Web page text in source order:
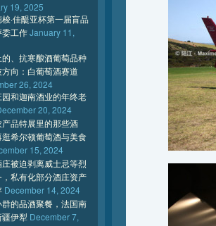
19, 2025
梭·佳醍亚杯第一届盲品
委工作January 11,
、抗寒酿酒葡萄品种
向：白葡萄酒赛道
26, 2024
和迦南酒业的年终老
20, 2024
品特展里的那些酒
希尔顿葡萄酒与美食
15, 2024
被迫剥离威士忌等烈
私有化部分酒庄资产
December 14, 2024
的品酒聚餐，法国南
伊犁 December 7,